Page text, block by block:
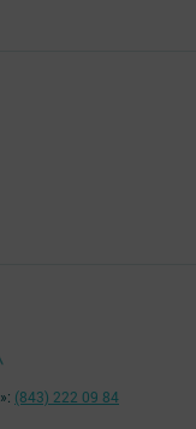
(843) 222 09 84